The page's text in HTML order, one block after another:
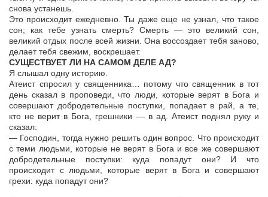
снова устанешь.
Это происходит ежедневно. Ты даже еще не узнал, что такое
сон; как тебе узнать смерть? Смерть — это великий сон,
великий отдых после всей жизни. Она воссоздает тебя заново,
делает тебя свежим, воскрешает.
СУЩЕСТВУЕТ ЛИ НА САМОМ ДЕЛЕ АД?
Я слышал одну историю.
Атеист спросил у священника… потому что священник в тот
день сказал в проповеди, что люди, которые верят в Бога и
совершают добродетельные поступки, попадает в рай, а те,
кто не верит в Бога, грешники — в ад. Атеист поднял руку и
сказал:
— Господин, тогда нужно решить один вопрос. Что происходит
с теми людьми, которые не верят в Бога и все же совершают
добродетельные поступки: куда попадут они? И что
происходит с людьми, которые верят в Бога и совершают
грехи: куда попадут они?